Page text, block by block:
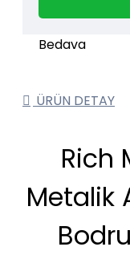
ÜRÜN DETAY
Rich
Metalik